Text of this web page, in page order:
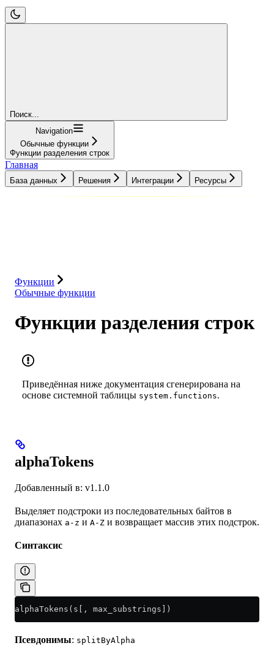
Поиск...
Navigation
Обычные функции
Функции разделения строк
Главная
База данных Решения Интеграции Ресурсы
Функции
Обычные функции
Функции разделения строк
Приведённая ниже документация сгенерирована на
основе системной таблицы system.functions.
alphaTokens
Добавленный в: v1.1.0
Выделяет подстроки из последовательных байтов в
диапазонах a-z и A-Z и возвращает массив этих подстрок.
Синтаксис
alphaTokens(s[, max_substrings])
Псевдонимы: splitByAlpha